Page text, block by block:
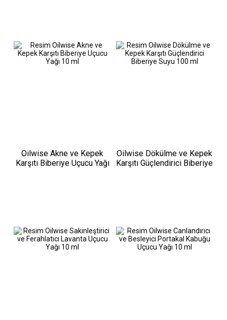
Oilwise Akne ve Kepek
Karşıtı Biberiye Uçucu Yağı
Oilwise Dökülme ve Kepek
Karşıtı Güçlendirici Biberiye